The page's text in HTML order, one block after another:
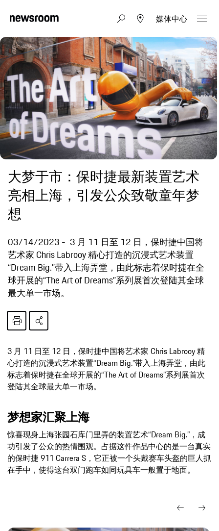
媒体中心
大梦于市：保时捷最新装置艺术
亮相上海，引发公众致敬童年梦
想
03/14/2023
3 月 11 日至 12 日，保时捷中国将
艺术家 Chris Labrooy 精心打造的沉浸式艺术装置
“Dream Big.”带入上海弄堂，由此标志着保时捷在全
球开展的“The Art of Dreams”系列展首次登陆其全球
最大单一市场。
3 月 11 日至 12 日，保时捷中国将艺术家 Chris Labrooy 精
心打造的沉浸式艺术装置“Dream Big.”带入上海弄堂，由此
标志着保时捷在全球开展的“The Art of Dreams”系列展首次
登陆其全球最大单一市场。
梦想家汇聚上海
惊喜现身上海张园石库门里弄的装置艺术“Dream Big.”，成
功引发了公众的热情围观。占据这件作品中心的是一台真实
的保时捷 911 Carrera S，它正被一个头戴赛车头盔的巨人抓
在手中，使得这台双门跑车如同玩具车一般置于地面。